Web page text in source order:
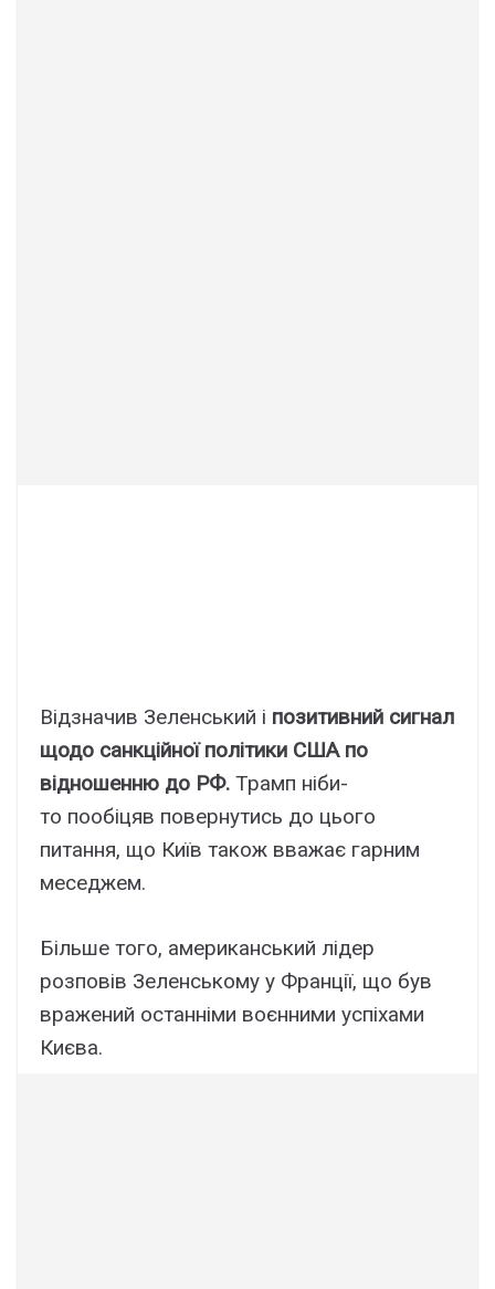
Відзначив Зеленський і позитивний сигнал
щодо санкційної політики США по
відношенню до РФ. Трамп ніби-
то пообіцяв повернутись до цього
питання, що Київ також вважає гарним
меседжем.
Більше того, американський лідер
розповів Зеленському у Франції, що був
вражений останніми воєнними успіхами
Києва.